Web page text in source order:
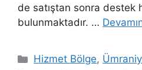
de satıştan sonra destek
bulunmaktadır. …
Hizmet Bölge,